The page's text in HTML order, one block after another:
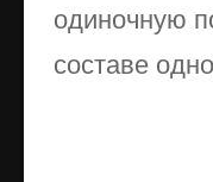
одиночную
составе